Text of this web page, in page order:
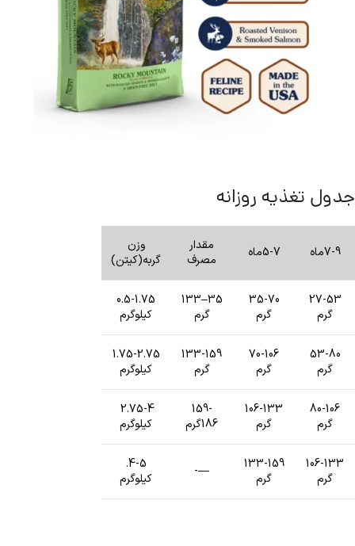
جدول تغذیه روزانه
7-9ماه 5-7ماه
مقدار
مصرف
وزن
گربه(کیتن)
27-53
گرم
35-70
گرم
35–133
گرم
0.5-1.75
کیلوگرم
53-80
گرم
70-106
گرم
133-159
گرم
1.75-2.75
کیلوگرم
80-106
گرم
106-133
گرم
159-
186گرم
کیلوگرم
106-133
گرم
133-159
گرم
—-
4-5.
کیلوگرم